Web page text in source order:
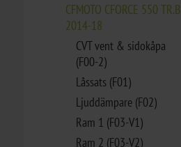
CFMOTO CFORCE 550 TR.B
2014-18
CVT vent & sidokåpa
(F00-2)
Låssats (F01)
Ljuddämpare (F02)
Ram 1 (F03-V1)
Ram 2 (F03-V2)